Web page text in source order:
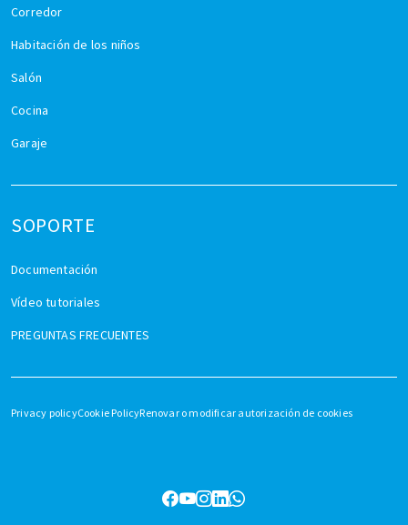
Corredor
Habitación de los niños
Salón
Cocina
Garaje
SOPORTE
Documentación
Vídeo tutoriales
PREGUNTAS FRECUENTES
Privacy policyCookie PolicyRenovar o modificar autorización de cookies